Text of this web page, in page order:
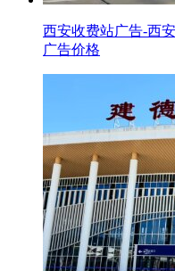
西安收费站广告-西
广告价格